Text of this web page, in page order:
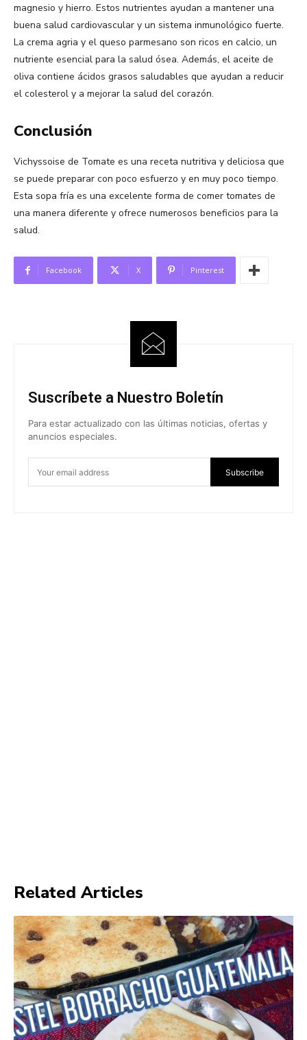
magnesio y hierro. Estos nutrientes ayudan a mantener una
buena salud cardiovascular y un sistema inmunológico fuerte.
La crema agria y el queso parmesano son ricos en calcio, un
nutriente esencial para la salud ósea. Además, el aceite de
oliva contiene ácidos grasos saludables que ayudan a reducir
el colesterol y a mejorar la salud del corazón.
Conclusión
Vichyssoise de Tomate es una receta nutritiva y deliciosa que
se puede preparar con poco esfuerzo y en muy poco tiempo.
Esta sopa fría es una excelente forma de comer tomates de
una manera diferente y ofrece numerosos beneficios para la
salud.
Facebook X Pinterest
Suscríbete a Nuestro Boletín
Para estar actualizado con las últimas noticias, ofertas y
anuncios especiales.
Subscribe
Related Articles